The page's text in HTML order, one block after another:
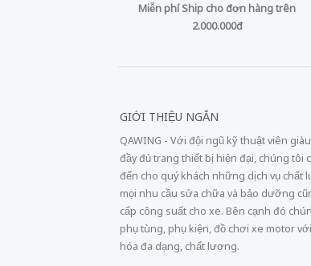
Miễn phí Ship cho đơn hàng trên
2.000.000đ
GIỚI THIỆU NGẮN
QAWING - Với đội ngũ kỹ thuật viên
đầy đủ trang thiết bị hiện đại, chúng tôi
đến cho quý khách những dịch vụ chất
mọi nhu cầu sửa chữa và bảo dưỡng
cấp công suất cho xe. Bên cạnh đó
phụ tùng, phụ kiện, đồ chơi xe motor
hóa đa dạng, chất lượng.